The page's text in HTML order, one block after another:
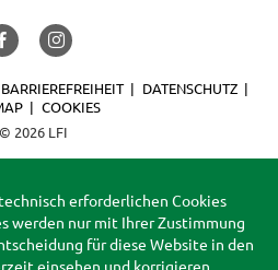
© 2026 LFI
BARRIEREFREIHEIT
DATENSCHUTZ
COOKIES
erforderlichen Cookies
werden nur mit Ihrer Zustimmung
für diese Website in den
einsehen und korrigieren.